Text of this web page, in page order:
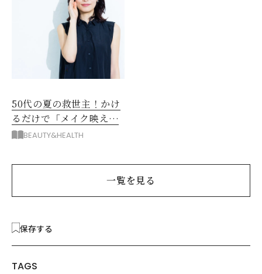
50代の夏の救世主！かけ
るだけで「メイク映え」
する眼鏡
BEAUTY&HEALTH
一覧を見る
保存する
TAGS